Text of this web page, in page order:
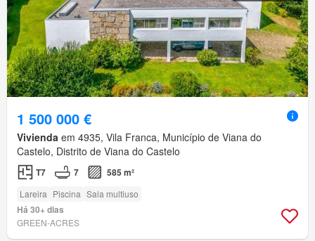
1 500 000 €
Vivienda em 4935, Vila Franca, Município de Viana do
Castelo, Distrito de Viana do Castelo
T7 7 585 m²
Lareira Piscina Sala multiuso
Há 30+ dias
GREEN-ACRES